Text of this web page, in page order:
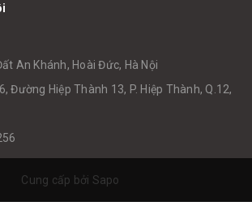
An Khánh, Hoài Đức, Hà Nội
Đường Hiệp Thành 13, P. Hiệp Thành, Q.12,
Cung cấp bởi Sapo